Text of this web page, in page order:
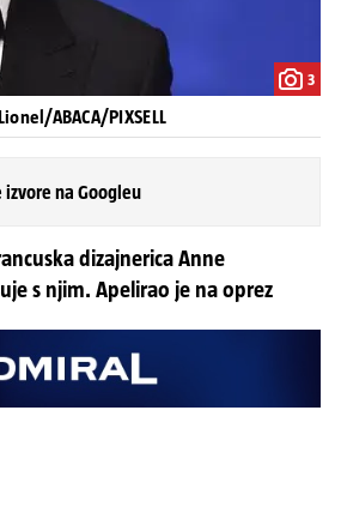
3
ABACA/PIXSELL
na Googleu
dizajnerica Anne
s njim. Apelirao je na oprez